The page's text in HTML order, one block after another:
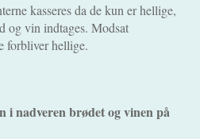
kasseres da de kun er hellige,
og vin indtages. Modsat
forbliver hellige.
i nadveren brødet og vinen på